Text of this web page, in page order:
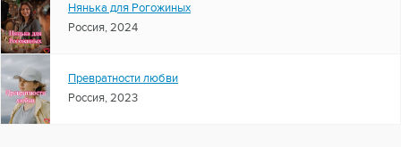
Нянька для Рогожиных
Россия, 2024
Превратности любви
Россия, 2023